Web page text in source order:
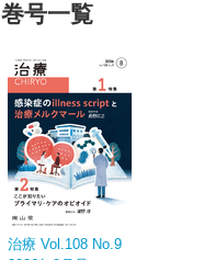
巻号一覧
治療 Vol.108 No.9